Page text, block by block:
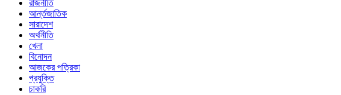
রাজনীতি
আর্ন্তজাতিক
সারাদেশ
অর্থনীতি
খেলা
বিনোদন
আজকের পত্রিকা
প্রযুক্তি
চাকরি